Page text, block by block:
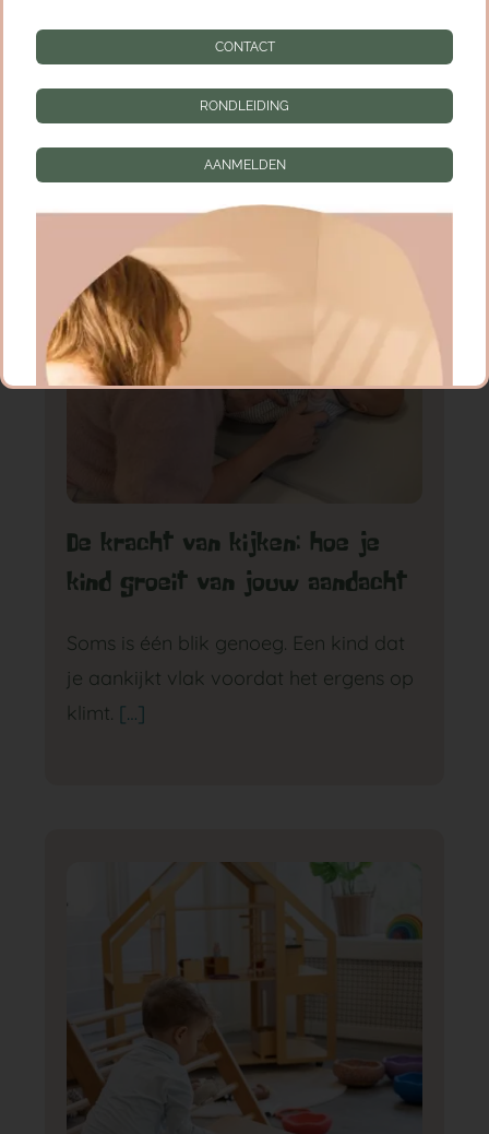
De kracht van kijken: hoe je
kind groeit van jouw aandacht
Soms is één blik genoeg. Een kind dat
je aankijkt vlak voordat het ergens op
klimt. […]
CONTACT
RONDLEIDING
AANMELDEN
GA NAAR DE BABYGROEP